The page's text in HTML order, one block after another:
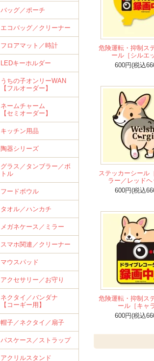
バッグ／ポーチ
エコバッグ／クリーナー
フロアマット／時計
LEDキーホルダー
うちの子オンリーWAN
【フルオーダー】
ネームチャーム
【セミオーダー】
キッチン用品
陶器シリーズ
グラス／タンブラー／ボ
トル
フードボウル
タオル／ハンカチ
メガネケース／ミラー
スマホ関連／クリーナー
マウスパッド
アクセサリー／お守り
ネクタイ／バンダナ
【コーギー用】
帽子／ネクタイ／扇子
パスケース／ストラップ
アクリルスタンド
危険運転・抑制ス
ール［シルエ
600円(税込
ステッカーシール
ラー／レッド
600円(税込
危険運転・抑制ス
ール［キャ
600円(税込